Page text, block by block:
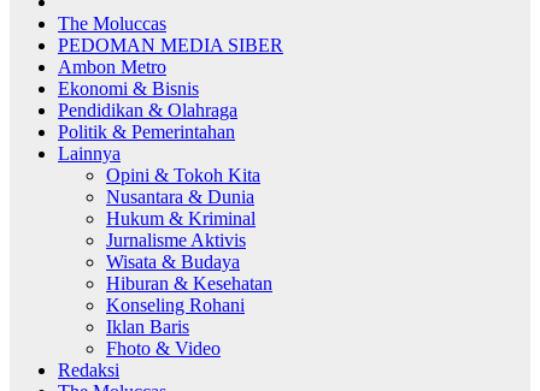
The Moluccas
PEDOMAN MEDIA SIBER
Ambon Metro
Ekonomi & Bisnis
Pendidikan & Olahraga
Politik & Pemerintahan
Lainnya
Opini & Tokoh Kita
Nusantara & Dunia
Hukum & Kriminal
Jurnalisme Aktivis
Wisata & Budaya
Hiburan & Kesehatan
Konseling Rohani
Iklan Baris
Fhoto & Video
Redaksi